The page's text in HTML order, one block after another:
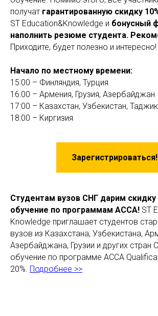
получат гарантированную скидку
ST Education&Knowledge и бонусный
наполнить резюме студента.
Приходите, будет полезно и интересно!
Начало по местному времени:
15:00 – Финляндия, Турция
16:00 – Армения, Грузия, Азербайджан
17:00 – Казахстан, Узбекистан,
18:00 – Киргизия
Зарегистрироваться!
Студентам вузов СНГ дарим скидку
обучение по программам ACCA! ST
Knowledge приглашает студентов
вузов из Казахстана, Узбекистана,
Азербайджана, Грузии и других стран
обучение по программе ACCA
20%. Подробнее >>